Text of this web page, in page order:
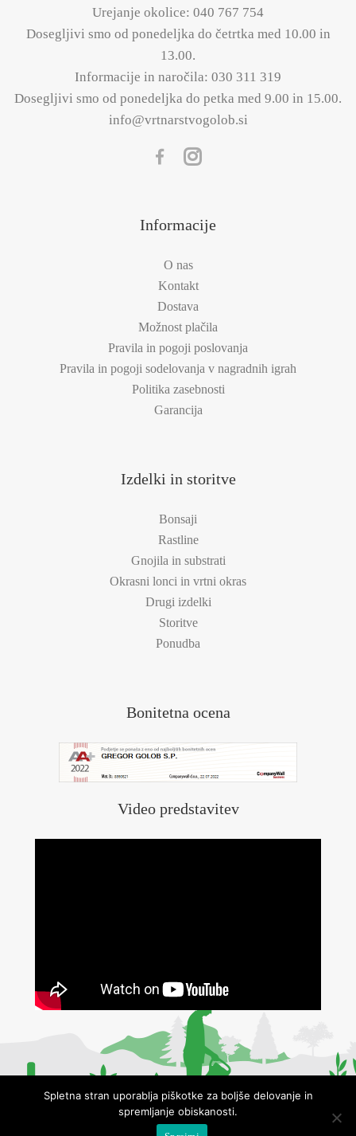
Urejanje okolice: 040 767 754
Dosegljivi smo od ponedeljka do četrtka med 10.00 in
13.00.
Informacije in naročila: 030 311 319
Dosegljivi smo od ponedeljka do petka med 9.00 in 15.00.
info@vrtnarstvogolob.si
Informacije
O nas
Kontakt
Dostava
Možnost plačila
Pravila in pogoji poslovanja
Pravila in pogoji sodelovanja v nagradnih igrah
Politika zasebnosti
Garancija
Izdelki in storitve
Bonsaji
Rastline
Gnojila in substrati
Okrasni lonci in vrtni okras
Drugi izdelki
Storitve
Ponudba
Bonitetna ocena
Video predstavitev
Spletna stran uporablja piškotke za boljše delovanje in
spremljanje obiskanosti.